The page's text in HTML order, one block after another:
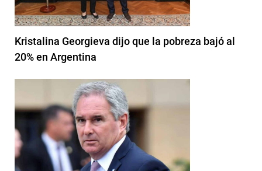
Kristalina Georgieva dijo que la pobreza bajó al
20% en Argentina